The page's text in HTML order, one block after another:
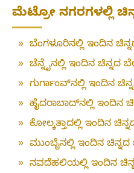
ಮೆಟ್ರೋ ನಗರಗಳಲ್ಲಿ
» ಬೆಂಗಳೂರಿನಲ್ಲಿ ಇಂದಿನ
» ಚೆನ್ನೈನಲ್ಲಿ ಇಂದಿನ ಚಿನ್ನದ
» ಗುರ್ಗಾಂವ್‌ನಲ್ಲಿ ಇಂದಿನ
» ಹೈದರಾಬಾದ್‌ನಲ್ಲಿ ಇಂದಿನ
» ಕೋಲ್ಕತ್ತಾದಲ್ಲಿ ಇಂದಿನ
» ಮುಂಬೈನಲ್ಲಿ ಇಂದಿನ
» ನವದೆಹಲಿಯಲ್ಲಿ ಇಂದಿನ